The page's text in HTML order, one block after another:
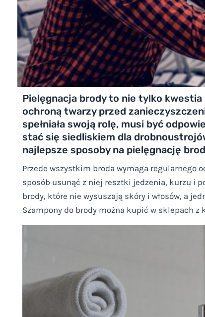
Pielęgnacja brody to nie tylko
ochroną twarzy przed
spełniała swoją rolę, musi być
stać się siedliskiem dla
najlepsze sposoby na pielęgnację
Przede wszystkim broda wymaga regularnego
sposób usunąć z niej resztki jedzenia, kurzu i
brody, które nie wysuszają skóry i włosów, a
Szampony do brody można kupić w sklepach